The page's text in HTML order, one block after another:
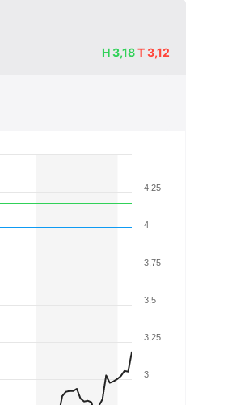
H3,18T3,12
3
3,25
3,5
3,75
4
4,25